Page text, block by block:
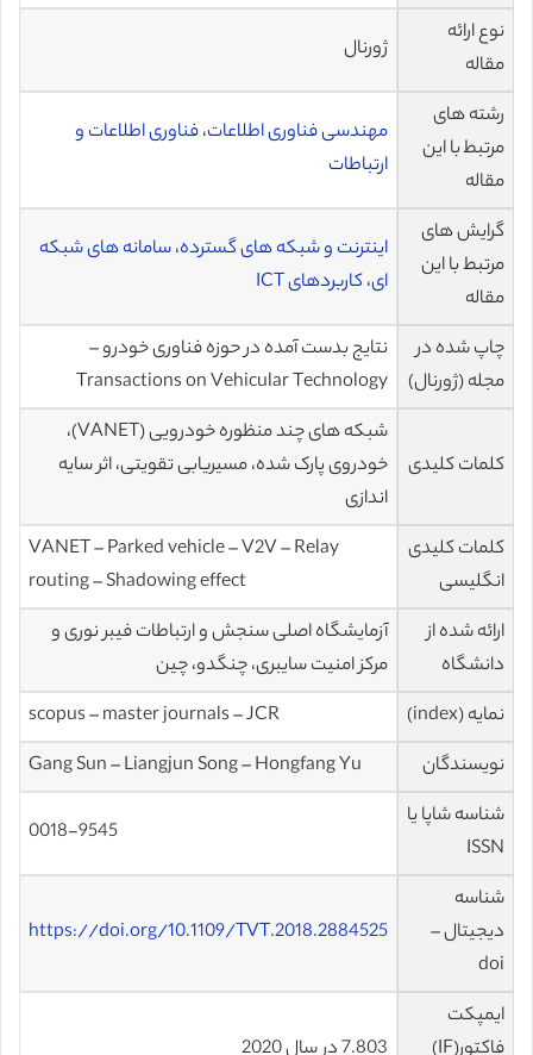
نوع ارائه
مقاله
ژورنال
رشته های
مرتبط با این
مقاله
مهندسی فناوری اطلاعات،فناوری اطلاعات و
ارتباطات
گرایش های
مرتبط با این
مقاله
اینترنت و شبکه های گسترده،سامانه های شبکه
ای،کاربردهای ICT
چاپ شده در
مجله (ژورنال)
نتایج بدست آمده در حوزه فناوری خودرو –
Transactions on Vehicular Technology
کلمات کلیدی
شبکه های چند منظوره خودرویی (VANET)،
خودروی پارک شده، مسیریابی تقویتی، اثر سایه
اندازی
کلمات کلیدی
انگلیسی
VANET – Parked vehicle – V2V – Relay
routing – Shadowing effect
ارائه شده از
دانشگاه
آزمایشگاه اصلی سنجش و ارتباطات فیبر نوری و
مرکز امنیت سایبری، چنگدو، چین
نمایه (index)
scopus – master journals – JCR
نویسندگان
Gang Sun – Liangjun Song – Hongfang Yu
شناسه شاپا یا
ISSN
0018-9545
شناسه
دیجیتال –
doi
https://doi.org/10.1109/TVT.2018.2884525
ایمپکت